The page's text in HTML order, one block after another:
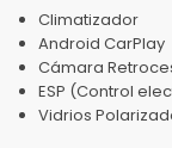
Climatizador
Android CarPlay
Cámara
ESP (Control
Vidrios